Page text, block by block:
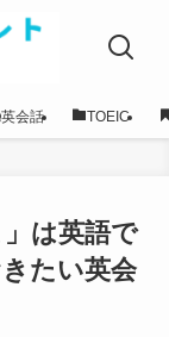
英会話 TOEIC
は英語で
たい英会